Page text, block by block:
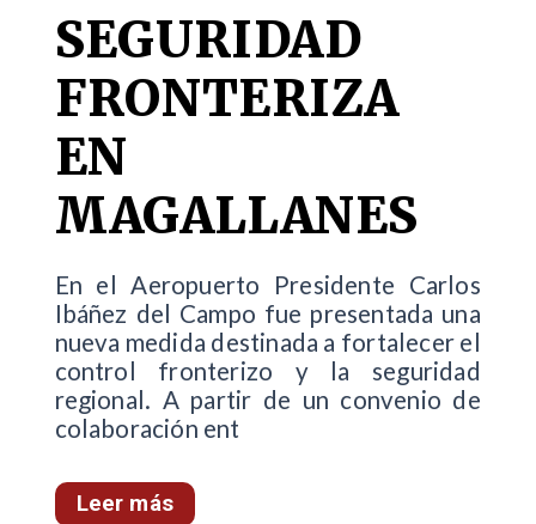
SEGURIDAD
FRONTERIZA
EN
MAGALLANES
En el Aeropuerto Presidente Carlos
Ibáñez del Campo fue presentada una
nueva medida destinada a fortalecer el
control fronterizo y la seguridad
regional. A partir de un convenio de
colaboración ent
Leer más